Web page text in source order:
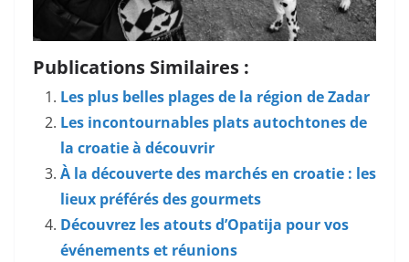
Publications Similaires :
Les plus belles plages de la région de Zadar
Les incontournables plats autochtones de
la croatie à découvrir
À la découverte des marchés en croatie : les
lieux préférés des gourmets
Découvrez les atouts d’Opatija pour vos
événements et réunions